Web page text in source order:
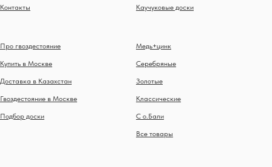
Контакты Каучуковые доски
Про гвоздестояние
Купить в Москве
Доставка в Казахстан
Гвоздестояние в Москве
Подбор доски
Медь+цинк
Серебряные
Золотые
Классические
С о.Бали
Все товары